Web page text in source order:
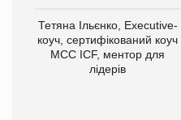
Тетяна Ільєнко, Executive-
коуч, сертифікований коуч
МСС ICF, ментор для
лідерів